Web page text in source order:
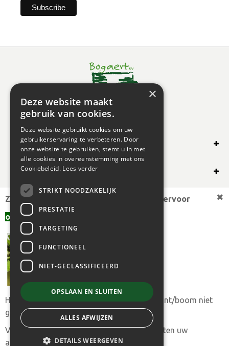
SHOP ONLINE
OVERIG
OPENINGSUREN
© 2024 BOGAERT B.V.
GREEN SOLUTIONS| PRIVACY POLICY
ALGEMENE
Zoekt u een andere plantmaat,
bekijk hiervoor
offerte aanvragen
Heeft u toch uw gewenste plantmaat of plant/boom niet
gevonden?
Vul onsaanvraagformulierin en we trachten uw
aanvraag met spoed te behandelen.
×
Deze website maakt
gebruik van cookies.
Deze website gebruikt cookies om uw
gebruikerservaring te verbeteren. Door
onze website te gebruiken, stemt u in met
alle cookies in overeenstemming met ons
Cookiebeleid. Lees verder
STRIKT NOODZAKELIJK
PRESTATIE
TARGETING
FUNCTIONEEL
NIET-GECLASSIFICEERD
OPSLAAN EN SLUITEN
ALLES AFWIJZEN
DETAILS WEERGEVEN